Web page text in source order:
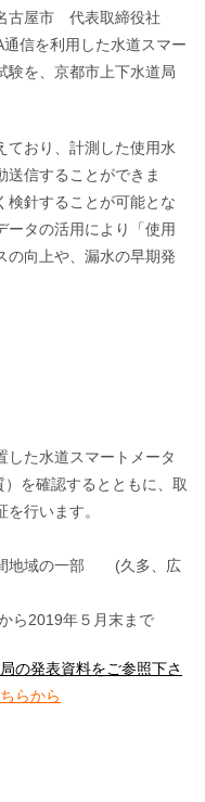
古屋市 代表取締役社
信を利用した水道スマー
験を、京都市上下水道局
ており、計測した使用水
送信することができま
検針することが可能とな
ータの活用により「使用
の向上や、漏水の早期発
した水道スマートメータ
を確認するとともに、取
行います。
域の一部 (久多、広
2019年５月末まで
の発表資料をご参照下さ
らから